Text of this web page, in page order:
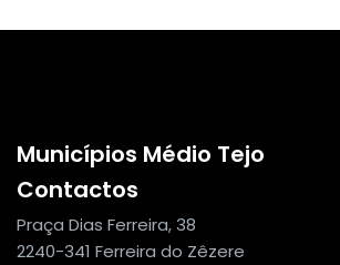
Municípios Médio Tejo
Contactos
Praça Dias Ferreira, 38
2240-341 Ferreira do Zêzere